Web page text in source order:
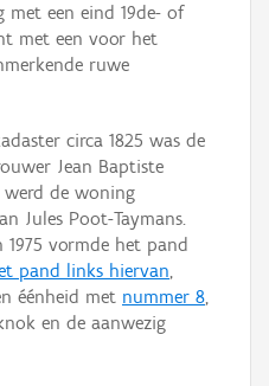
met een eind 19de- of
met een voor het
ruwe
circa 1825 was de
Jean Baptiste
werd de woning
Jules Poot-Taymans.
vormde het pand
pand links hiervan,
éénheid met nummer 8,
en de aanwezig